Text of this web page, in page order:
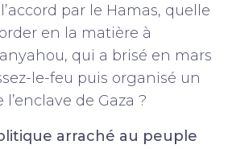
par le Hamas, quelle
en la matière à
qui a brisé en mars
le-feu puis organisé un
de Gaza ?
arraché au peuple